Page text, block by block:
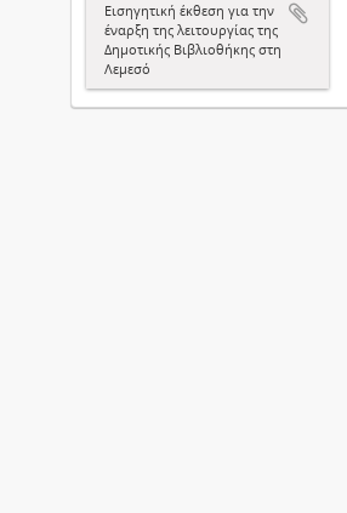
Εισηγητική έκθεση για την
έναρξη της λειτουργίας της
Δημοτικής Βιβλιοθήκης στη
Λεμεσό